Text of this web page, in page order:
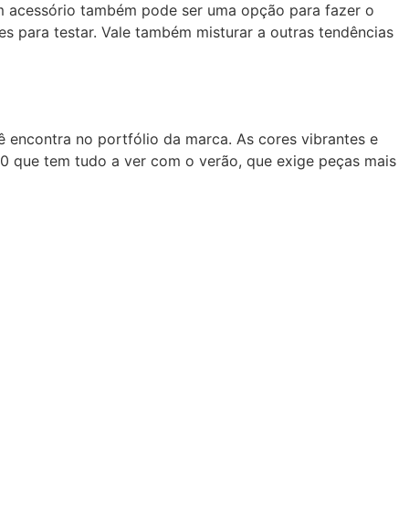
também pode ser uma opção para fazer o
para testar. Vale também misturar a outras tendências
encontra no portfólio da marca. As cores vibrantes e
que tem tudo a ver com o verão, que exige peças mais